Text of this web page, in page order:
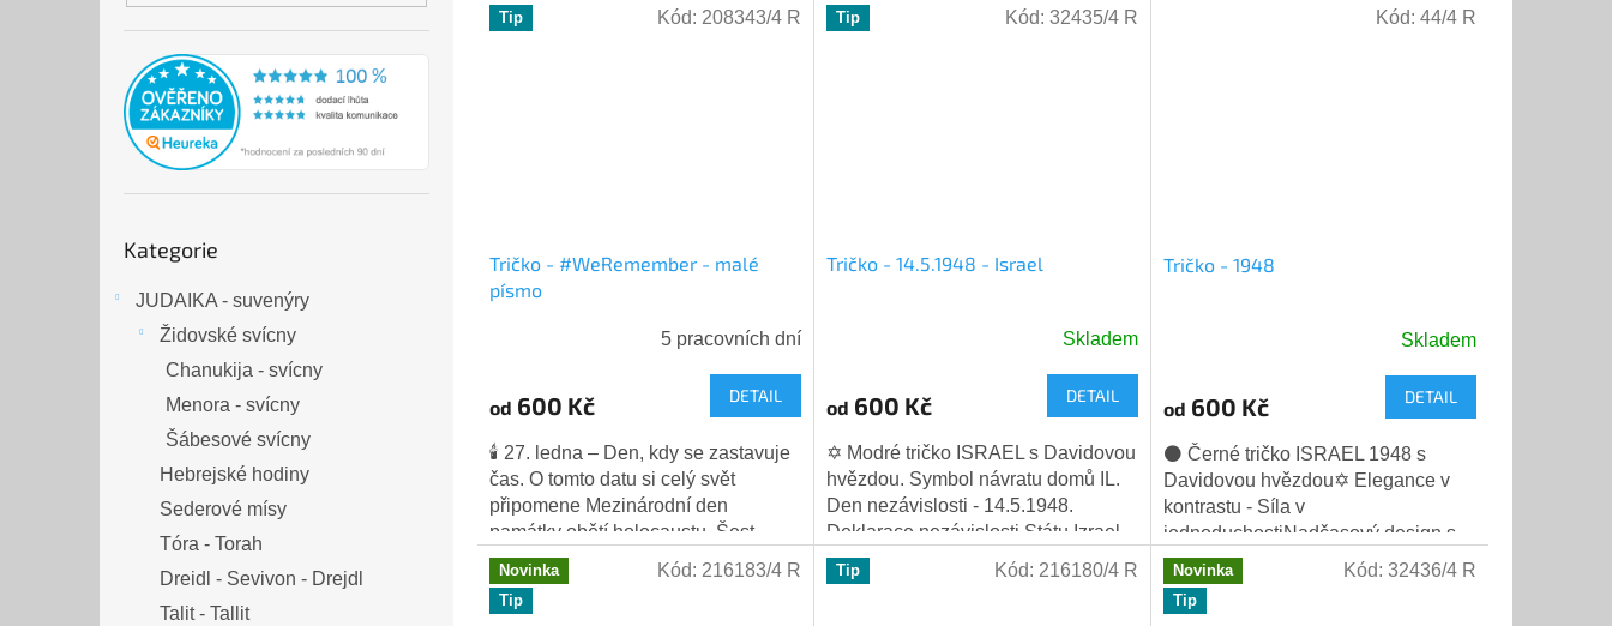
kategorie
Kategorie
JUDAIKA - suvenýry
Židovské svícny
Chanukija - svícny
Menora - svícny
Šábesové svícny
Hebrejské hodiny
Sederové mísy
Tóra - Torah
Dreidl - Sevivon - Drejdl
Talit - Tallit
Davidovou hvězdou je dokonalým...
– okamžik, kdy se po téměř 2000
letech...
milionů příběhů, které byly násilně
Tip
Tričko - #WeRemember - malé
písmo
5 pracovních dní
od 600 Kč DETAIL
🕯️ 27. ledna – Den, kdy se zastavuje
čas. O tomto datu si celý svět
připomene Mezinárodní den
památky obětí holocaustu. Šest
milionů příběhů, které byly násilně
umlčeny. Šest...
Kód: 208343/4 R Tip
Tričko - 14.5.1948 - Israel
produktu
je
5,0
z
5
hvězdiček.
Skladem
od 600 Kč DETAIL
✡️ Modré tričko ISRAEL s Davidovou
hvězdou. Symbol návratu domů IL.
Den nezávislosti - 14.5.1948.
Deklarace nezávislosti Státu Izrael
byla veřejně přečtena 14.
května 1948...
Kód: 32435/4 R
Tričko - 1948
Skladem
od 600 Kč DETAIL
⚫ Černé tričko ISRAEL 1948 s
Davidovou hvězdou✡️ Elegance v
kontrastu - Síla v
jednoduchostiNadčasový design s
mocným poselstvím. Hluboce černé
tričko s čistě bílou Davidovou...
Kód: 44/4 R
Novinka
Tip
Kód: 216183/4 R Tip Kód: 216180/4 R
Novinka
Tip
Kód: 32436/4 R